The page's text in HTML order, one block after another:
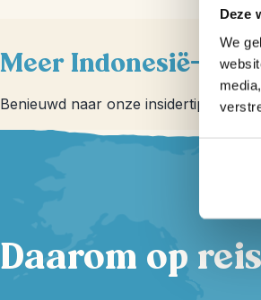
Deze
We
Meer Indonesië-
Benieuwd naar onze insidertips en
Daarom op